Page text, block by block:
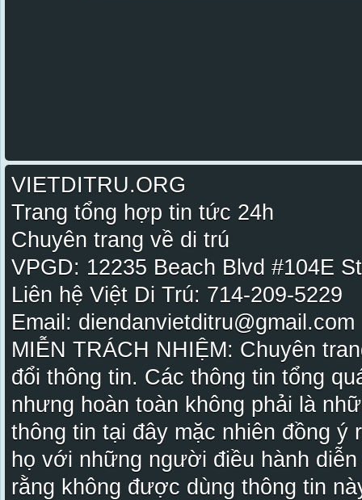
VIETDITRU.ORG
Trang tổng hợp tin tức 24h
Chuyên trang về di trú
VPGD: 12235 Beach Blvd #104E
Liên hệ Việt Di Trú: 714-209-5229
Email:
MIỄN TRÁCH NHIỆM: Chuyên
đổi thông tin. Các thông tin tổng
nhưng hoàn toàn không phải là
thông tin tại đây mặc nhiên đồng ý
họ với những người điều hành
rằng không được dùng thông tin